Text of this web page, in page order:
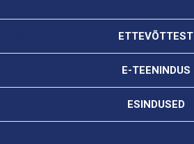
ETTEVÕTTEST
E-TEENINDUS
ESINDUSED